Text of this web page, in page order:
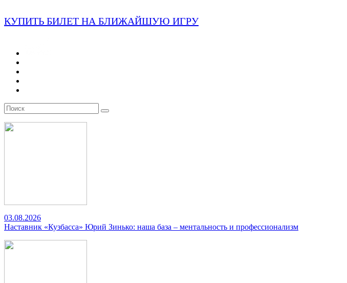
КУПИТЬ БИЛЕТ НА БЛИЖАЙШУЮ ИГРУ
03.08.2026
Наставник «Кузбасса» Юрий Зинько: наша база – ментальность и профессионализм